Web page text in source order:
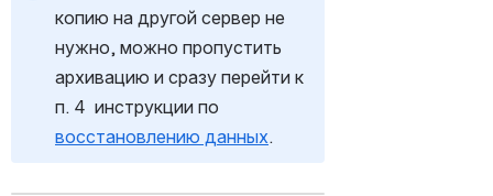
копию на другой сервер не
нужно, можно пропустить
архивацию и сразу перейти к
восстановлению данных.